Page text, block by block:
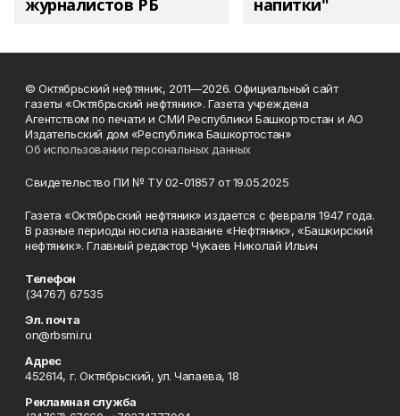
журналистов РБ напитки"
© Октябрьский нефтяник, 2011—2026. Официальный сайт
газеты «Октябрьский нефтяник». Газета учреждена
Агентством по печати и СМИ Республики Башкортостан и АО
Издательский дом «Республика Башкортостан»
Об использовании персональных данных
Свидетельство ПИ № ТУ 02-01857 от 19.05.2025
Газета «Октябрьский нефтяник» издается с февраля 1947 года.
В разные периоды носила название «Нефтяник», «Башкирский
нефтяник». Главный редактор Чукаев Николай Ильич
Телефон
(34767) 67535
Эл. почта
on@rbsmi.ru
Адрес
452614, г. Октябрьский, ул. Чапаева, 18
Рекламная служба